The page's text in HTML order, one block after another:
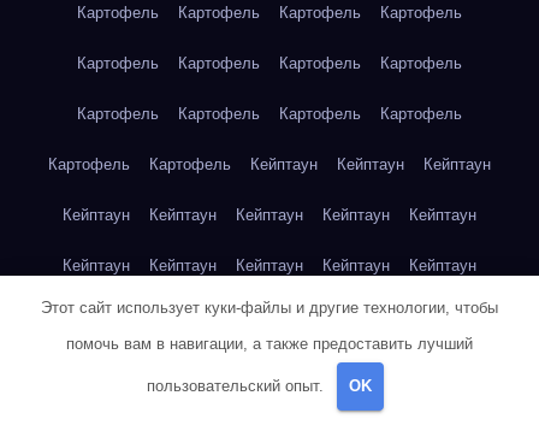
Картофель Картофель Картофель Картофель
Картофель Картофель Картофель Картофель
Картофель Картофель Картофель Картофель
Картофель Картофель Кейптаун Кейптаун Кейптаун
Кейптаун Кейптаун Кейптаун Кейптаун Кейптаун
Кейптаун Кейптаун Кейптаун Кейптаун Кейптаун
Кейптаун Кейптаун Кейптаун Кейптаун Кейптаун
Клубника
Красноярск
Этот сайт использует куки-файлы и другие технологии, чтобы
помочь вам в навигации, а также предоставить лучший
пользовательский опыт. OK